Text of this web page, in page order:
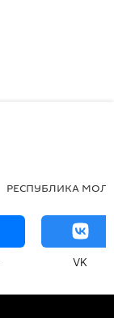
РЕСПУБЛИКА
VK